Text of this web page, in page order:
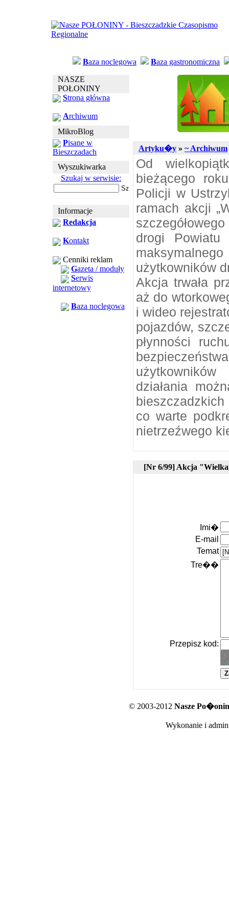
Baza noclegowa Baza gastronomiczna
NASZE
POŁONINY
Strona główna
Archiwum
MikroBlog
Pisane w
Bieszczadach
Wyszukiwarka
Szukaj w serwisie:
Informacje
Redakcja
Kontakt
Cenniki reklam
Gazeta / moduły
Serwis
internetowy
Baza noclegowa
Artyku�y » ~ Archiwum
Od
bieżącego
Policji w
ramach akcji
drogi Powiatu
użytkowników
Akcja trwała
aż do
i wideo
pojazdów,
płynności
działania
co warte
nietrzeźwego
[Nr 6/99] Akcja
Imi�
E-mail
Temat
Tre��
Przepisz kod:
© 2003-2012 Nasze
Wykonanie i